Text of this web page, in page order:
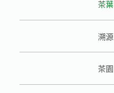
茶葉
溯源
茶園